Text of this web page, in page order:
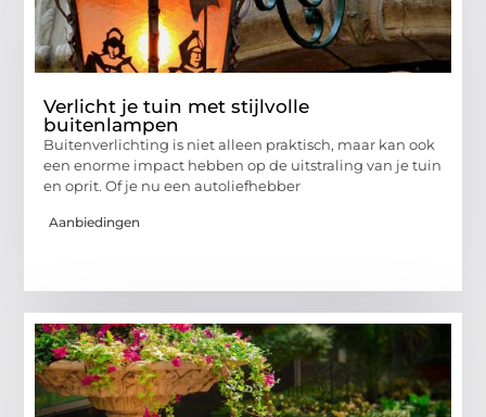
Verlicht je tuin met stijlvolle
buitenlampen
Buitenverlichting is niet alleen praktisch, maar kan ook
een enorme impact hebben op de uitstraling van je tuin
en oprit. Of je nu een autoliefhebber
Aanbiedingen